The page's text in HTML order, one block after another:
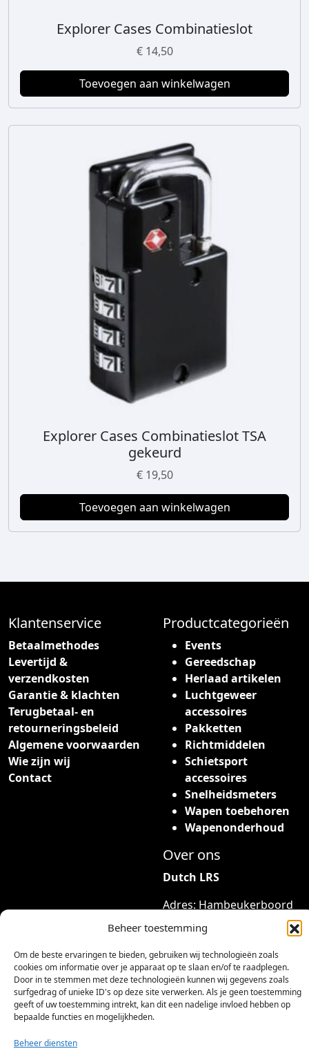
Beheer toestemming
Om de beste ervaringen te bieden, gebruiken wij technologieën zoals
cookies om informatie over je apparaat op te slaan en/of te raadplegen.
Door in te stemmen met deze technologieën kunnen wij gegevens zoals
surfgedrag of unieke ID's op deze site verwerken. Als je geen toestemming
geeft of uw toestemming intrekt, kan dit een nadelige invloed hebben op
bepaalde functies en mogelijkheden.
Beheer diensten
Explorer Cases Combinatieslot
€14,50
Toevoegen aan winkelwagen
Explorer Cases Combinatieslot TSA
gekeurd
€19,50
Toevoegen aan winkelwagen
Klantenservice
Betaalmethodes
Levertijd &
verzendkosten
Garantie & klachten
Terugbetaal- en
retourneringsbeleid
Algemene voorwaarden
Wie zijn wij
Contact
Productcategorieën
Events
Gereedschap
Herlaad artikelen
Luchtgeweer
accessoires
Pakketten
Richtmiddelen
Schietsport
accessoires
Snelheidsmeters
Wapen toebehoren
Wapenonderhoud
Over ons
Dutch LRS
Adres: Hambeukerboord
35
6418BP Heerlen
(geen bezoekadres)
info@dutchlrs.nl
+31 45 2123953